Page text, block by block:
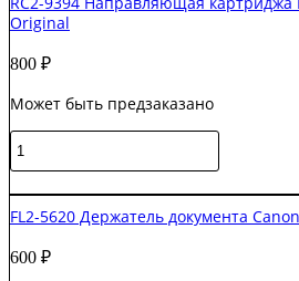
захвата
лотка
LJ
/
Original
Original
800 ₽
Может быть предзаказано
Количество
товара
9394
Направляющая
HP
FL2-5620 Держатель документа
600 ₽